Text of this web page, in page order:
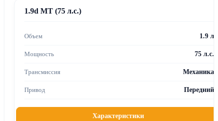
1.9d MT (75 л.с.)
1.9 л
75 л.с.
Механика
Передний
Характеристики